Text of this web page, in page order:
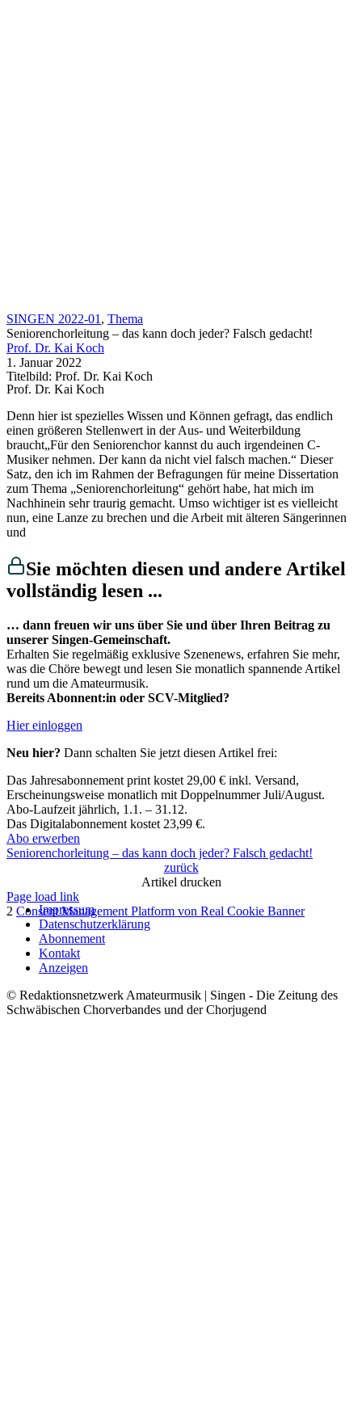
SINGEN 2022-01 , Thema
Seniorenchorleitung – das kann doch jeder? Falsch gedacht!
Prof. Dr. Kai Koch
1. Januar 2022
Titelbild: Prof. Dr. Kai Koch
Prof. Dr. Kai Koch
Denn hier ist spezielles Wissen und Können gefragt, das endlich
einen größeren Stellenwert in der Aus- und Weiterbildung
braucht„Für den Seniorenchor kannst du auch irgendeinen C-
Musiker nehmen. Der kann da nicht viel falsch machen.“ Dieser
Satz, den ich im Rahmen der Befragungen für meine Dissertation
zum Thema „Seniorenchorleitung“ gehört habe, hat mich im
Nachhinein sehr traurig gemacht. Umso wichtiger ist es vielleicht
nun, eine Lanze zu brechen und die Arbeit mit älteren Sängerinnen
und
Sie möchten diesen und andere Artikel
vollständig lesen ...
… dann freuen wir uns über Sie und über Ihren Beitrag zu
unserer Singen-Gemeinschaft.
Erhalten Sie regelmäßig exklusive Szenenews, erfahren Sie mehr,
was die Chöre bewegt und lesen Sie monatlich spannende Artikel
rund um die Amateurmusik.
Bereits Abonnent:in oder SCV-Mitglied?
Hier einloggen
Neu hier? Dann schalten Sie jetzt diesen Artikel frei:
Das Jahresabonnement print kostet 29,00 € inkl. Versand,​
Erscheinungsweise monatlich mit Doppelnummer Juli/August.​
Abo-Laufzeit jährlich, 1.1. – 31.12.
Das Digitalabonnement kostet 23,99 €.​
Abo erwerben
Seniorenchorleitung – das kann doch jeder? Falsch gedacht!
zurück
Artikel drucken
Impressum
Datenschutzerklärung
Abonnement
Kontakt
Anzeigen
© Redaktionsnetzwerk Amateurmusik | Singen - Die Zeitung des
Schwäbischen Chorverbandes und der Chorjugend
Page load link
2 Consent Management Platform von Real Cookie Banner
Nach
oben